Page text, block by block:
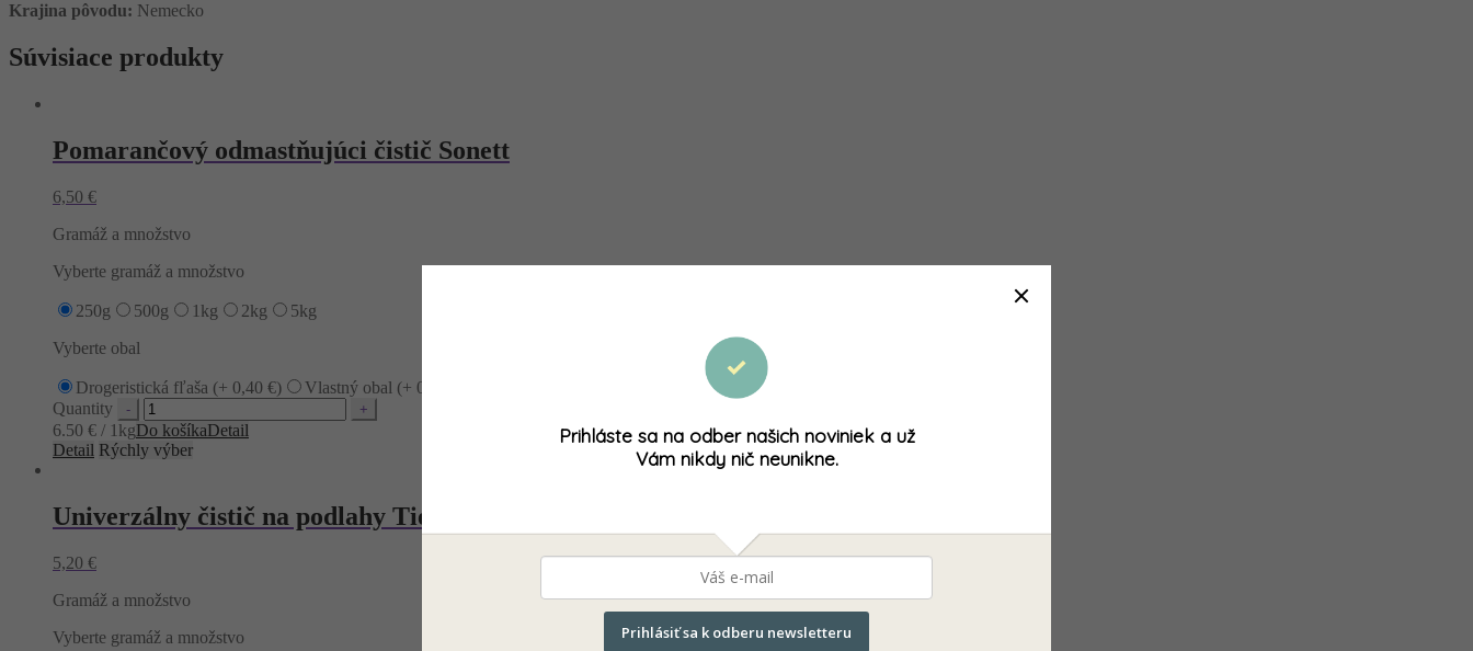
Krajina pôvodu: Nemecko
Súvisiace produkty
Pomarančový odmastňujúci čistič Sonett
6,50 €
Gramáž a množstvo
Vyberte gramáž a množstvo
250g 500g 1kg 2kg
5kg
Vyberte obal
Drogeristická fľaša (+ 0,40 €) Vlastný obal (+ 0,00
Quantity
6.50 € / 1kgDo košíkaDetail
Detail Rýchly výber
Univerzálny čistič na podlahy Tierra verde
5,20 €
Gramáž a množstvo
Vyberte gramáž a množstvo
Prihláste sa na odber našich noviniek a už
Vám nikdy nič neunikne.
Prihlásiť sa k odberu newsletteru